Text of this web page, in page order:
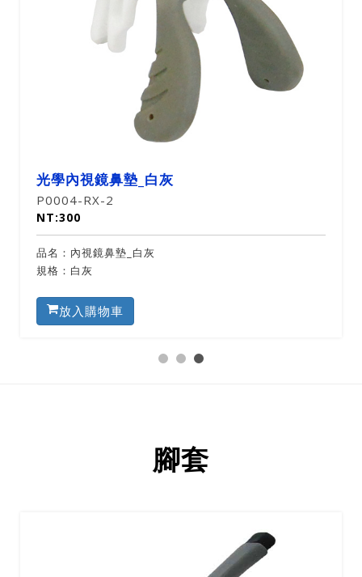
光學內視鏡鼻墊_白灰
P0004-RX-2
NT:300
品名：內視鏡鼻墊_白灰
規格：白灰
放入購物車
腳套